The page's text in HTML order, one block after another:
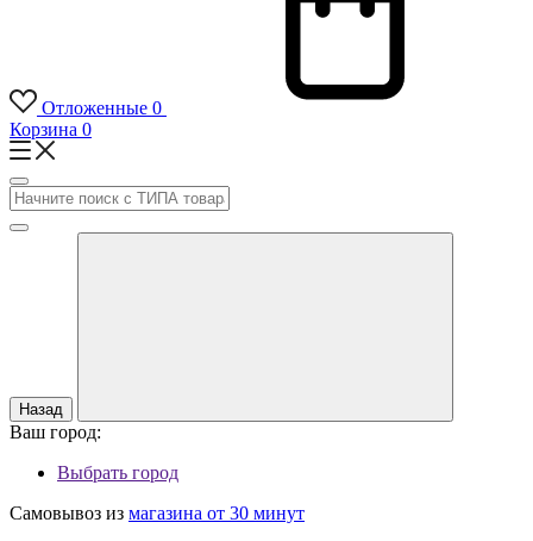
Отложенные 0
Корзина 0
Назад
Ваш город:
Выбрать город
Самовывоз из магазина от 30 минут